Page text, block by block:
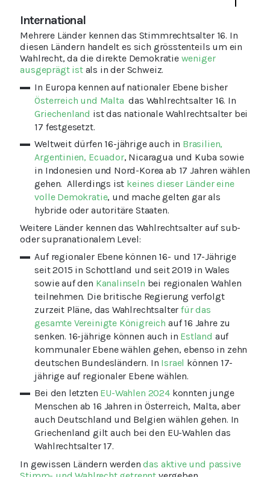
International
Mehrere Länder kennen das Stimmrechtsalter 16. In
diesen Ländern handelt es sich grösstenteils um ein
Wahlrecht, da die direkte Demokratie weniger
ausgeprägt istals in der Schweiz.
In Europa kennen auf nationaler Ebene bisher
Österreich und Malta das Wahlrechtsalter 16. In
Griechenland ist das nationale Wahlrechtsalter bei
17 festgesetzt.
Weltweit dürfen 16-jährige auch in Brasilien,
Argentinien, Ecuador, Nicaragua und Kuba sowie
in Indonesien und Nord-Korea ab 17 Jahren wählen
gehen. Allerdings ist keines dieser Länder eine
volle Demokratie, und mache gelten gar als
hybride oder autoritäre Staaten.
Weitere Länder kennen das Wahlrechtsalter auf sub-
oder supranationalem Level:
Auf regionaler Ebene können 16- und 17-Jährige
seit 2015 in Schottland und seit 2019 in Wales
sowie auf den Kanalinseln bei regionalen Wahlen
teilnehmen. Die britische Regierung verfolgt
zurzeit Pläne, das Wahlrechtsalter für das
gesamte Vereinigte Königreich auf 16 Jahre zu
senken. 16-jährige können auch in Estland auf
kommunaler Ebene wählen gehen, ebenso in zehn
deutschen Bundesländern. In Israel können 17-
jährige auf regionaler Ebene wählen.
Bei den letzten EU-Wahlen 2024konnten junge
Menschen ab 16 Jahren in Österreich, Malta, aber
auch Deutschland und Belgien wählen gehen. In
Griechenland gilt auch bei den EU-Wahlen das
Wahlrechtsalter 17.
In gewissen Ländern werdendas aktive und passive